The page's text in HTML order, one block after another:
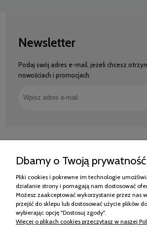
Newsletter
Podaj swój adres e-mail, jeżeli chcesz
nowościach i promocjach.
WYGODNE RATY
RZETELNA
Dbamy o Twoją prywatność
Pliki cookies i pokrewne im technologie
działanie strony i pomagają nam dostosować
Możesz zaakceptować wykorzystanie przez nas
przejść do sklepu lub dostosować użycie plików
wybierając opcję "Dostosuj zgody".
Więcej o plikach cookies przeczytasz w naszej